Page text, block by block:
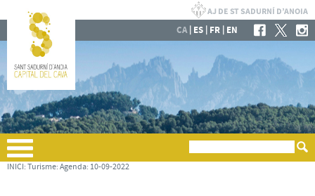
CA| ES | FR | EN
INICI: Turisme: Agenda: 10-09-2022